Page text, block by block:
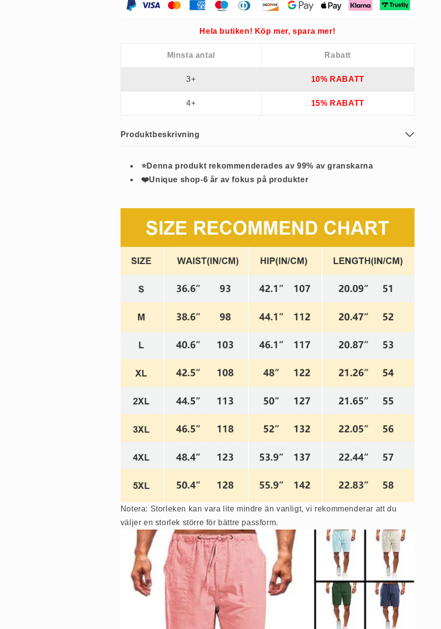
Hela butiken! Köp mer, spara mer!
Minsta antal Rabatt
3+ 10% RABATT
4+ 15% RABATT
Produktbeskrivning
⭐Denna produkt rekommenderades av 99% av granskarna
❤️Unique shop-6 år av fokus på produkter
Notera: Storleken kan vara lite mindre än vanligt, vi rekommenderar att du
väljer en storlek större för bättre passform.